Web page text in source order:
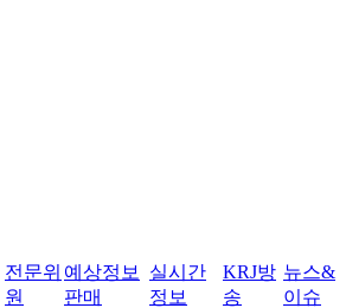
전문위
원
예상정보
판매
실시간
정보
KRJ방
송
뉴스&
이슈